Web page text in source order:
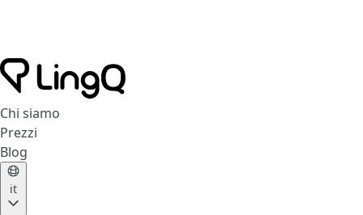
Chi siamo
Prezzi
Blog
it